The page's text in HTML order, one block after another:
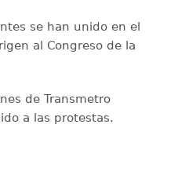
se han unido en el
al Congreso de la
de Transmetro
a las protestas.